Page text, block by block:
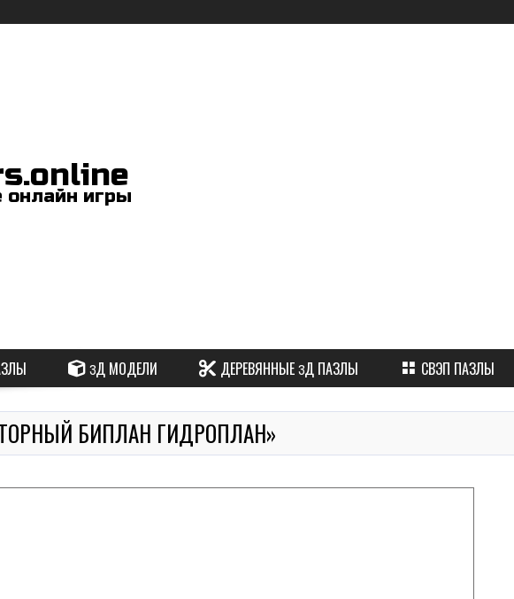
онлайн игры
3Д МОДЕЛИ ДЕРЕВЯННЫЕ 3Д ПАЗЛЫ СВЭП ПАЗЛЫ
БИПЛАН ГИДРОПЛАН»